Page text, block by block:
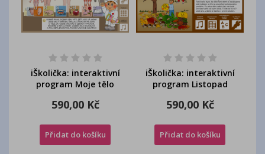
iŠkolička: interaktivní
program Moje tělo
590,00 Kč
Přidat do košíku
iŠkolička: interaktivní
program Listopad
590,00 Kč
Přidat do košíku